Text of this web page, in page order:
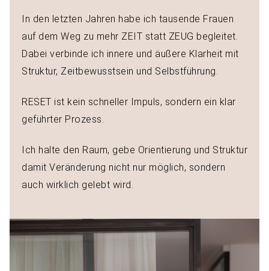
In den letzten Jahren habe ich tausende Frauen
auf dem Weg zu mehr ZEIT statt ZEUG begleitet.
Dabei verbinde ich innere und äußere Klarheit mit
Struktur, Zeitbewusstsein und Selbstführung.
RESET ist kein schneller Impuls, sondern ein klar
geführter Prozess.
Ich halte den Raum, gebe Orientierung und Struktur
damit Veränderung nicht nur möglich, sondern
auch wirklich gelebt wird.